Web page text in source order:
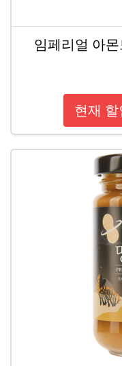
임페리얼 아
현재